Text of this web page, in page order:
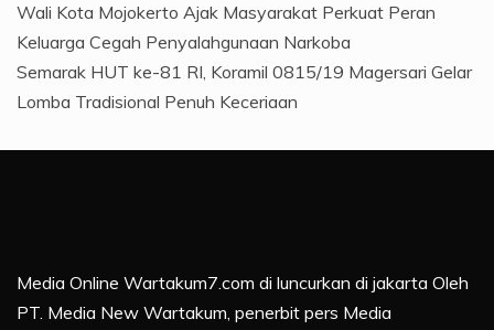
Wali Kota Mojokerto Ajak Masyarakat Perkuat Peran
Keluarga Cegah Penyalahgunaan Narkoba
Semarak HUT ke-81 RI, Koramil 0815/19 Magersari Gelar
Lomba Tradisional Penuh Keceriaan
Media Online Wartakum7.com di luncurkan di jakarta Oleh
PT. Media New Wartakum, penerbit pers Media